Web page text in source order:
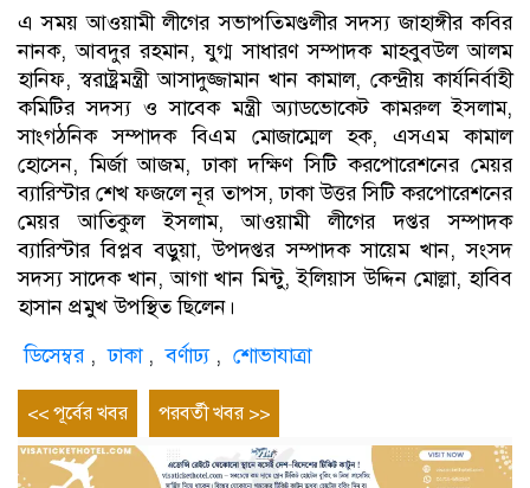
এ সময় আওয়ামী লীগের সভাপতিমণ্ডলীর সদস্য জাহাঙ্গীর কবির
নানক, আবদুর রহমান, যুগ্ম সাধারণ সম্পাদক মাহবুবউল আলম
হানিফ, স্বরাষ্ট্রমন্ত্রী আসাদুজ্জামান খান কামাল, কেন্দ্রীয় কার্যনির্বাহী
কমিটির সদস্য ও সাবেক মন্ত্রী অ্যাডভোকেট কামরুল ইসলাম,
সাংগঠনিক সম্পাদক বিএম মোজাম্মেল হক, এসএম কামাল
হোসেন, মির্জা আজম, ঢাকা দক্ষিণ সিটি করপোরেশনের মেয়র
ব্যারিস্টার শেখ ফজলে নূর তাপস, ঢাকা উত্তর সিটি করপোরেশনের
মেয়র আতিকুল ইসলাম, আওয়ামী লীগের দপ্তর সম্পাদক
ব্যারিস্টার বিপ্লব বড়ুয়া, উপদপ্তর সম্পাদক সায়েম খান, সংসদ
সদস্য সাদেক খান, আগা খান মিন্টু, ইলিয়াস উদ্দিন মোল্লা, হাবিব
হাসান প্রমুখ উপস্থিত ছিলেন।
ডিসেম্বর ,ঢাকা ,বর্ণাঢ্য , শোভাযাত্রা
Post
navigation
<< পূর্বের খবর
Previous
entry
পরবর্তী খবর >>